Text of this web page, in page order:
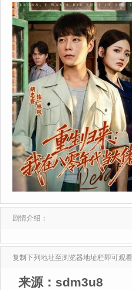
剧情介绍：
复制下列地址至浏览器地址栏即可观
来源：sdm3u8